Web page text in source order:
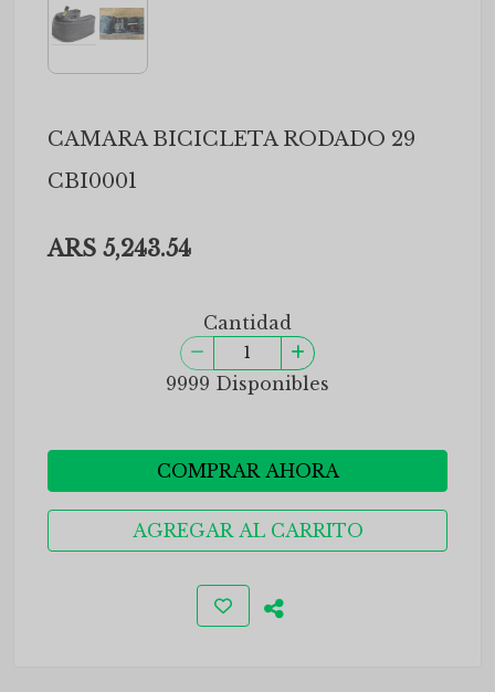
CAMARA BICICLETA RODADO 29
CBI0001
ARS 5,243.54
Cantidad
9999 Disponibles
COMPRAR AHORA
AGREGAR AL CARRITO